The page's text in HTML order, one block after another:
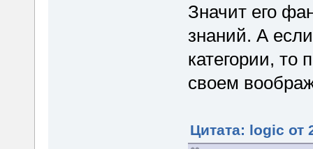
Значит его
знаний. А
категории,
своем
Цитата: logic от